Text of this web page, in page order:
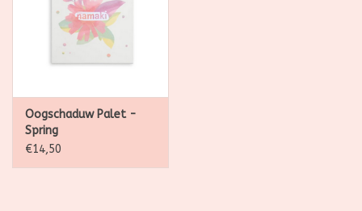
Oogschaduw Palet -
Spring
€14,50